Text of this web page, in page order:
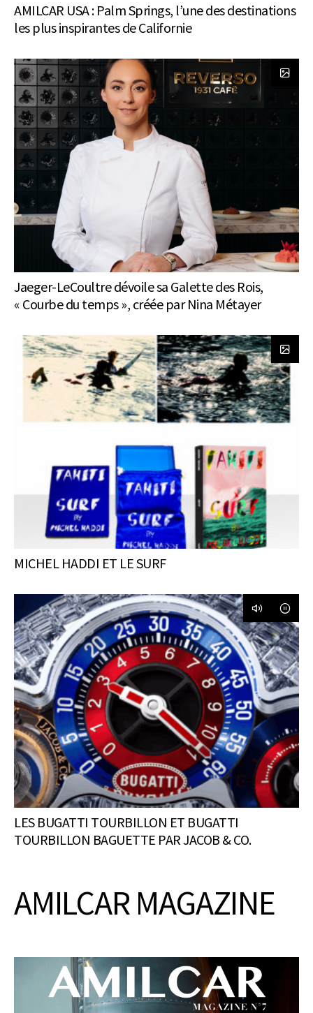
AMILCAR USA : Palm Springs, l’une des destinations
les plus inspirantes de Californie
Jaeger-LeCoultre dévoile sa Galette des Rois,
« Courbe du temps », créée par Nina Métayer
MICHEL HADDI ET LE SURF
LES BUGATTI TOURBILLON ET BUGATTI
TOURBILLON BAGUETTE PAR JACOB & CO.
AMILCAR MAGAZINE